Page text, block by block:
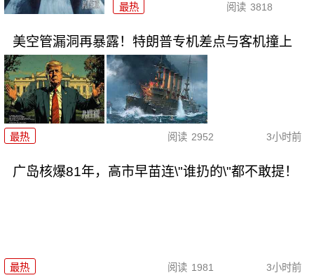
最热 阅读 3818
美空管漏洞再暴露！特朗普专机差点与客机撞上
最热 阅读 2952 3小时前
广岛核爆81年，高市早苗连\"谁扔的\"都不敢提！
最热 阅读 1981 3小时前